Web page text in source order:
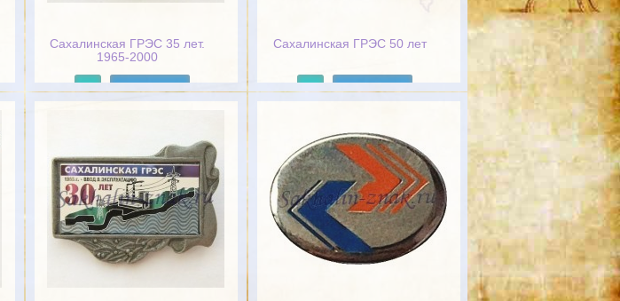
Сахалинская ГРЭС 35 лет.
1965-2000
Сахалинская ГРЭС 50 лет